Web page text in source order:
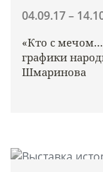
04.09.17 –
«Кто с
графики
Шмаринова